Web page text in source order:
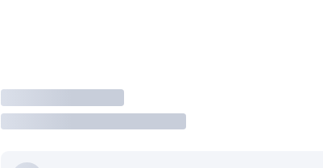
取引